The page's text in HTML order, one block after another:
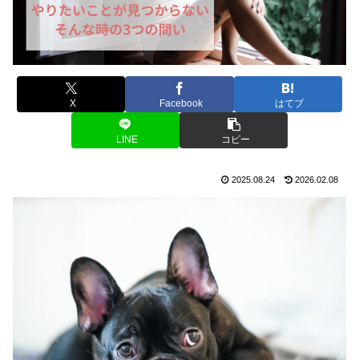
X Facebook はてブ
LINE コピー
2025.08.24 2026.02.08